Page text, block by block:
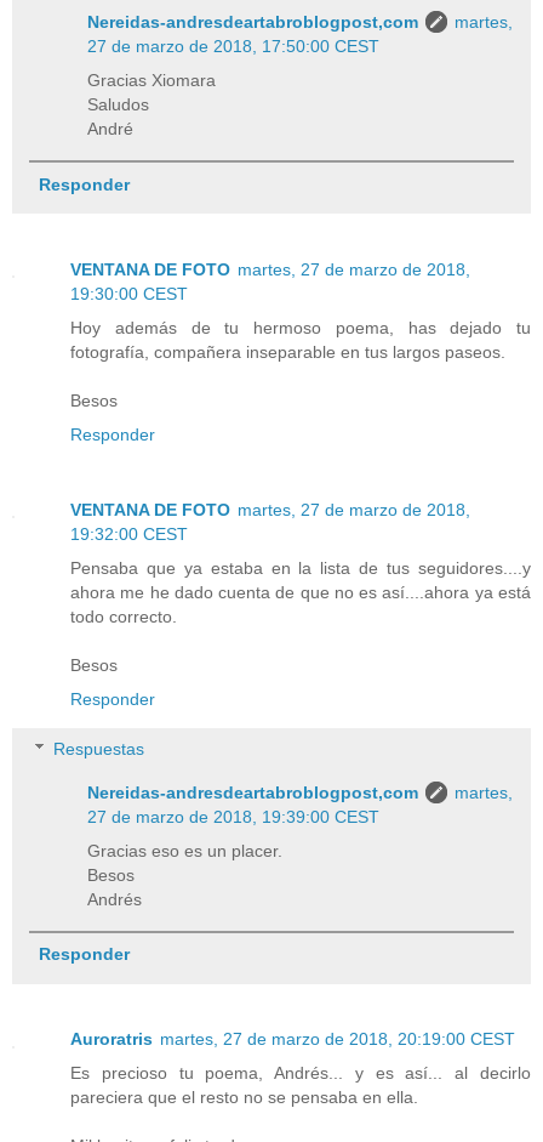
Nereidas-andresdeartabroblogpost,com
martes,
27 de marzo de 2018, 17:50:00 CEST
Gracias Xiomara
Saludos
André
Responder
VENTANA DE FOTO martes, 27 de marzo de 2018,
19:30:00 CEST
Hoy además de tu hermoso poema, has dejado tu
fotografía, compañera inseparable en tus largos paseos.
Besos
Responder
VENTANA DE FOTO martes, 27 de marzo de 2018,
19:32:00 CEST
Pensaba que ya estaba en la lista de tus seguidores....y
ahora me he dado cuenta de que no es así....ahora ya está
todo correcto.
Besos
Responder
Respuestas
Nereidas-andresdeartabroblogpost,com
martes,
27 de marzo de 2018, 19:39:00 CEST
Gracias eso es un placer.
Besos
Andrés
Responder
Auroratris martes, 27 de marzo de 2018, 20:19:00 CEST
Es precioso tu poema, Andrés... y es así... al decirlo
pareciera que el resto no se pensaba en ella.